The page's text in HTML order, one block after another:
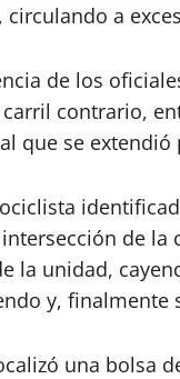
a
de los
contrario,
que se extendió
de
la unidad,
y, finalmente
una bolsa